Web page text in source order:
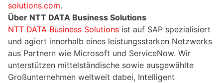
solutions.com.
Über NTT DATA Business Solutions
NTT DATA Business Solutions ist auf SAP spezialisiert
und agiert innerhalb eines leistungsstarken Netzwerks
aus Partnern wie Microsoft und ServiceNow. Wir
unterstützen mittelständische sowie ausgewählte
Großunternehmen weltweit dabei, Intelligent